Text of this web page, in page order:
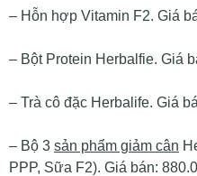
– Hỗn hợp Vitamin F2. Giá
– Bột Protein Herbalfie. Giá
– Trà cô đặc Herbalife. Giá
– Bộ 3 sản phẩm giảm cân
PPP, Sữa F2). Giá bán: